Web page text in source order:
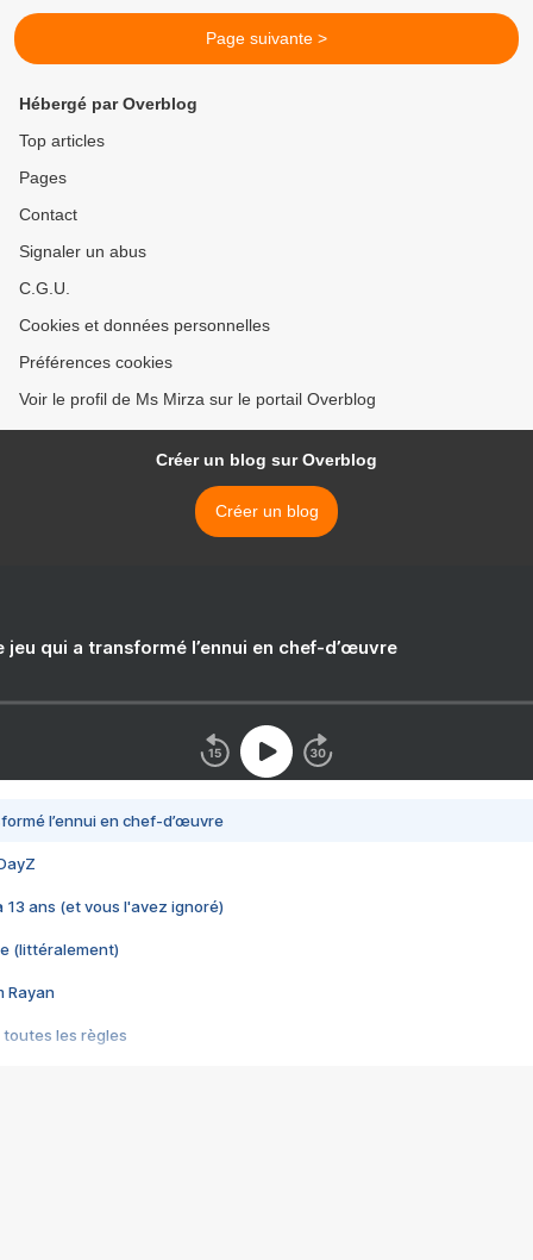
Page suivante >
Hébergé par Overblog
Top articles
Pages
Contact
Signaler un abus
C.G.U.
Cookies et données personnelles
Préférences cookies
Voir le profil de Ms Mirza sur le portail Overblog
Créer un blog sur Overblog
Créer un blog
jeu qui a transformé l’ennui en chef-d’œuvre
l’ennui en chef-d’œuvre
13 ans (et vous l'avez ignoré)
(littéralement)
Rayan
toutes les règles